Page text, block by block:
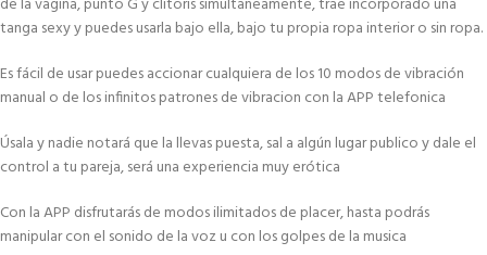
de la vagina, punto G y clitoris simultaneamente, trae incorporado una
tanga sexy y puedes usarla bajo ella, bajo tu propia ropa interior o sin ropa.
Es fácil de usar puedes accionar cualquiera de los 10 modos de vibración
manual o de los infinitos patrones de vibracion con la APP telefonica
Úsala y nadie notará que la llevas puesta, sal a algún lugar publico y dale el
control a tu pareja, será una experiencia muy erótica
Con la APP disfrutarás de modos ilimitados de placer, hasta podrás
manipular con el sonido de la voz u con los golpes de la musica